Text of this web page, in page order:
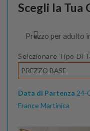
Scegli la Tua
Prezzo per adulto
Selezionare Tipo Di
PREZZO BASE
Data di Partenza 24-
France Martinica